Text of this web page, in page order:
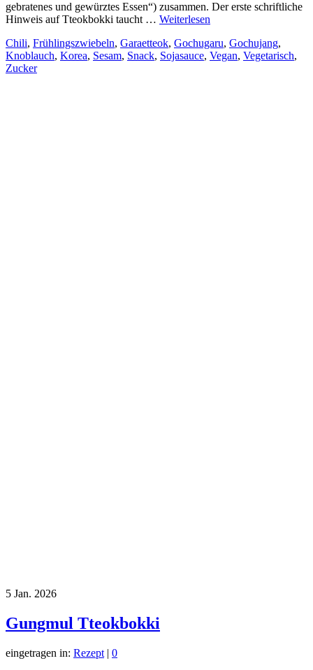
gebratenes und gewürztes Essen“) zusammen. Der erste schriftliche
Hinweis auf Tteokbokki taucht … Weiterlesen
Chili, Frühlingszwiebeln, Garaetteok, Gochugaru, Gochujang,
Knoblauch, Korea, Sesam, Snack, Sojasauce, Vegan, Vegetarisch,
Zucker
5 Jan. 2026
Gungmul Tteokbokki
eingetragen in: Rezept | 0